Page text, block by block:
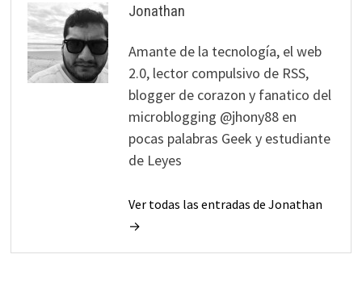
Jonathan
Amante de la tecnología, el web
2.0, lector compulsivo de RSS,
blogger de corazon y fanatico del
microblogging @jhony88 en
pocas palabras Geek y estudiante
de Leyes
Ver todas las entradas de Jonathan
→